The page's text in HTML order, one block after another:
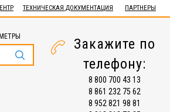
ТЕХНИЧЕСКАЯ ДОКУМЕНТАЦИЯ ПАРТНЕРЫ
Закажите по
телефону:
8 800 700 43 13
8 861 232 75 62
8 952 821 98 81